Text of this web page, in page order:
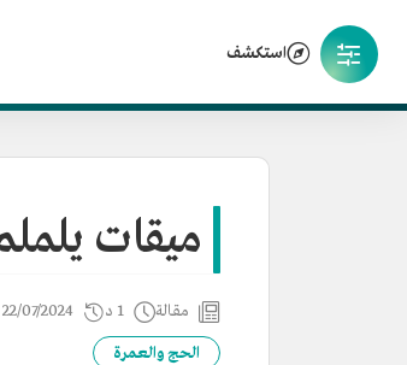
استكشف
ميقات
مقالة 1 د 22/07/2024
الحج والعمرة